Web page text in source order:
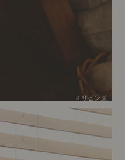
# リビング